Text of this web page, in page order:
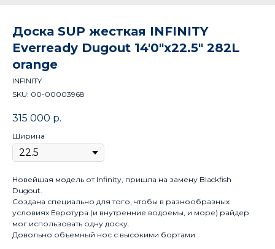
Доска SUP жесткая INFINITY
Everready Dugout 14'0"x22.5" 282L
orange
INFINITY
SKU: 00-00003968
315 000 р.
Ширина
Новейшая модель от Infinity, пришла на замену Blackfish
Dugout.
Создана специально для того, чтобы в разнообразных
условиях Евротура (и внутренние водоемы, и море) райдер
мог использовать одну доску.
Довольно объемный нос с высокими бортами.